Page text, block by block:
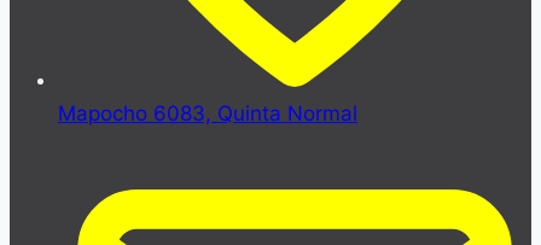
Mapocho 6083, Quinta Normal